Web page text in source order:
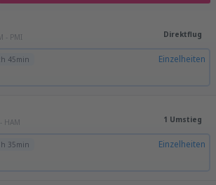
- PMI Direktflug
45min Einzelheiten
HAM 1 Umstieg
35min Einzelheiten